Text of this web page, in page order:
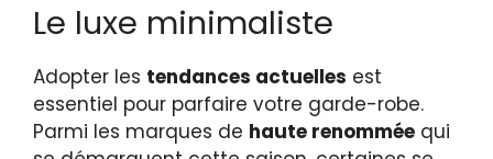
Le luxe minimaliste
Adopter les tendances actuelles est
essentiel pour parfaire votre garde-robe.
Parmi les marques de haute renommée qui